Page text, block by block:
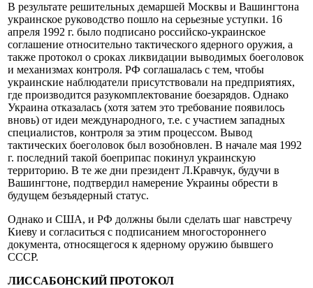
В результате решительных демаршей Москвы и Вашингтона
украинское руководство пошло на серьезные уступки. 16
апреля 1992 г. было подписано российско-украинское
соглашение относительно тактического ядерного оружия, а
также протокол о сроках ликвидации выводимых боеголовок
и механизмах контроля. РФ соглашалась с тем, чтобы
украинские наблюдатели присутствовали на предприятиях,
где производится разукомплектование боезарядов. Однако
Украина отказалась (хотя затем это требование появилось
вновь) от идеи международного, т.е. с участием западных
специалистов, контроля за этим процессом. Вывод
тактических боеголовок был возобновлен. В начале мая 1992
г. последний такой боеприпас покинул украинскую
территорию. В те же дни президент Л.Кравчук, будучи в
Вашингтоне, подтвердил намерение Украины обрести в
будущем безъядерный статус.
Однако и США, и РФ должны были сделать шаг навстречу
Киеву и согласиться с подписанием многостороннего
документа, относящегося к ядерному оружию бывшего
СССР.
ЛИССАБОНСКИЙ ПРОТОКОЛ